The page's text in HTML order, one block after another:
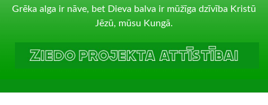
Grēka alga ir nāve, bet Dieva balva ir mūžīga dzīvība Kristū
Jēzū, mūsu Kungā.